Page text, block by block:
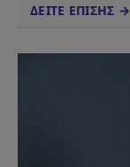
ΔΕΙΤΕ ΕΠΙΣΗΣ →